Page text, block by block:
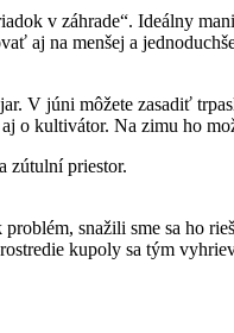
v záhrade“. Ideálny
aj na menšej a
V júni môžete zasadiť
o kultivátor. Na zimu ho
zútulní priestor.
snažili sme sa ho
kupoly sa tým